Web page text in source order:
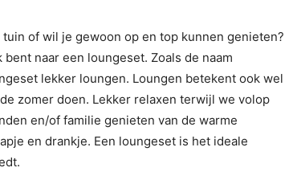
of wil je gewoon op en top kunnen genieten?
naar een loungeset. Zoals de naam
lekker loungen. Loungen betekent ook wel
zomer doen. Lekker relaxen terwijl we volop
en/of familie genieten van de warme
en drankje. Een loungeset is het ideale